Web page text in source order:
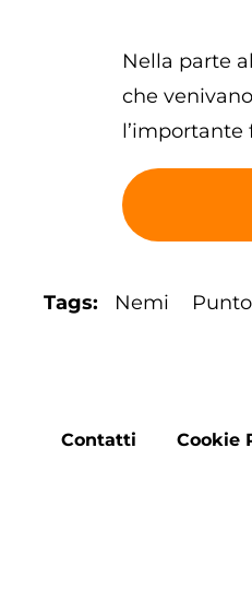
Nella parte
che
l’importante
Tags Nemi
Footer
Contatti Cookie